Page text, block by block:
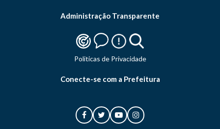
Administração Transparente
Politicas de Privacidade
Conecte-se com a Prefeitura